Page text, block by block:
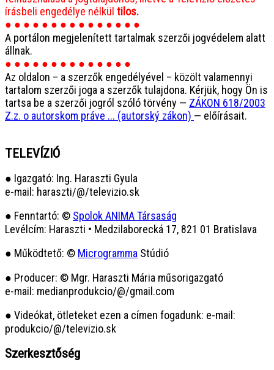
írásbeli engedélye nélkül tilos.
● ● ● ● ● ● ● ● ● ● ● ● ● ● ●
A portálon megjelenített tartalmak szerzői jogvédelem alatt
állnak.
● ● ● ● ● ● ● ● ● ● ● ● ● ●
Az oldalon – a szerzők engedélyével – közölt valamennyi
tartalom szerzői joga a szerzők tulajdona. Kérjük, hogy Ön is
tartsa be a szerzői jogról szóló törvény — ZÁKON 618/2003
Z.z. o autorskom práve ... (autorský zákon) — előírásait.
TELEVÍZIÓ
● Igazgató: Ing. Haraszti Gyula
e-mail: haraszti/@/televizio.sk
● Fenntartó: © Spolok ANIMA Társaság
Levélcím: Haraszti • Medzilaborecká 17, 821 01 Bratislava
● Működtető: © Microgramma Stúdió
● Producer: © Mgr. Haraszti Mária műsorigazgató
e-mail: medianprodukcio/@/gmail.com
● Videókat, ötleteket ezen a címen fogadunk: e-mail:
produkcio/@/televizio.sk
Szerkesztőség